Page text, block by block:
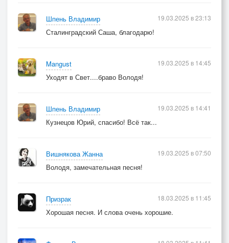
Шпень Владимир
Сталинградский Саша, благодарю!
19.03.2025 в 23:13
Mangust
Уходят в Свет....браво Володя!
19.03.2025 в 14:45
Шпень Владимир
Кузнецов Юрий, спасибо! Всё так...
19.03.2025 в 14:41
Вишнякова Жанна
Володя, замечательная песня!
19.03.2025 в 07:50
Призрак
Хорошая песня. И слова очень хорошие.
18.03.2025 в 11:45